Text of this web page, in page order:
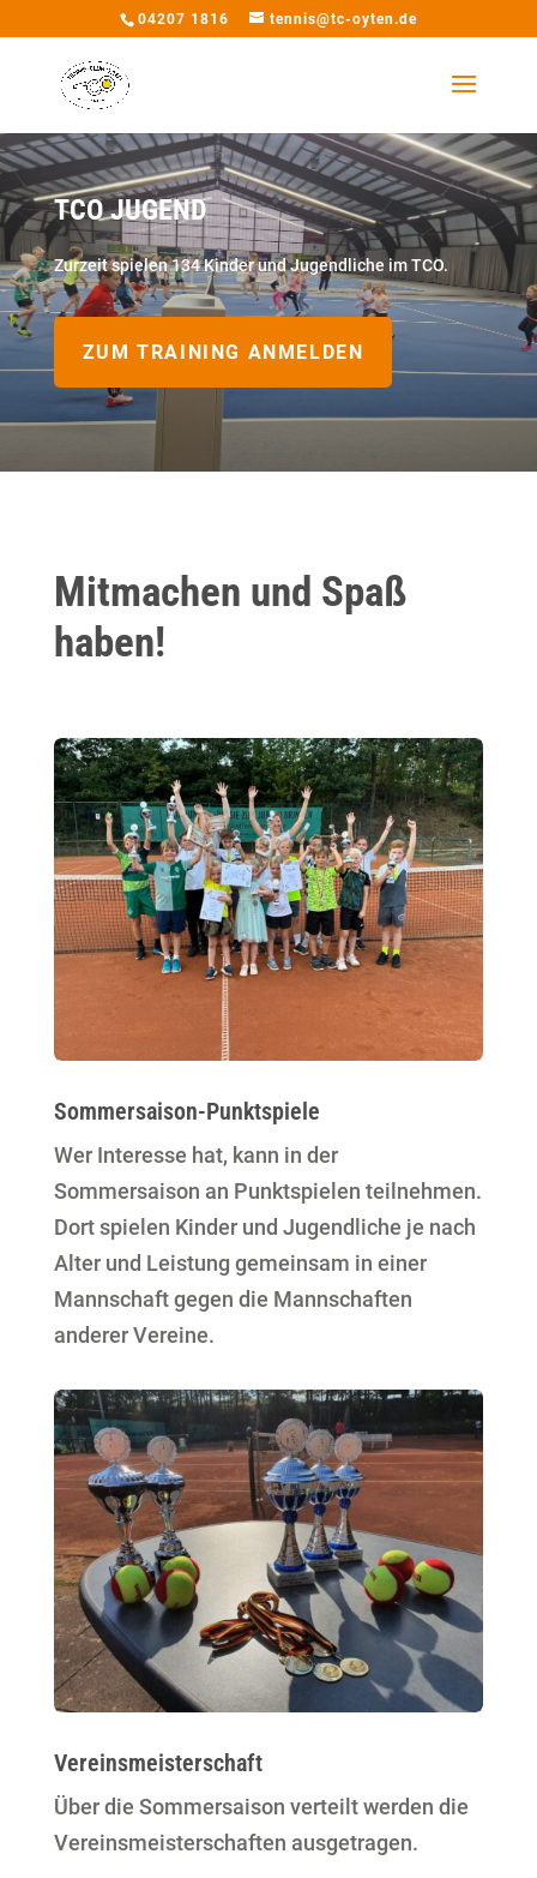
04207 1816 tennis@tc-oyten.de
TCO JUGEND
Zurzeit spielen 134 Kinder und Jugendliche im TCO.
ZUM TRAINING ANMELDEN
Mitmachen und Spaß
haben!
Sommersaison-Punktspiele
Wer Interesse hat, kann in der
Sommersaison an Punktspielen teilnehmen.
Dort spielen Kinder und Jugendliche je nach
Alter und Leistung gemeinsam in einer
Mannschaft gegen die Mannschaften
anderer Vereine.
Vereinsmeisterschaft
Über die Sommersaison verteilt werden die
Vereinsmeisterschaften ausgetragen.